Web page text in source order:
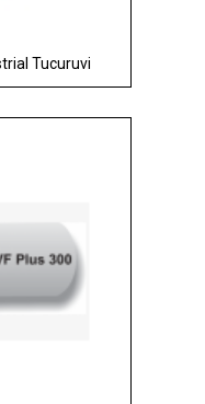
Tucuruvi